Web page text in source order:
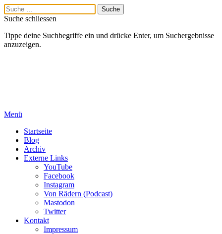
Suche schliessen
Tippe deine Suchbegriffe ein und drücke Enter, um Suchergebnisse
anzuzeigen.
Menü
Startseite
Blog
Archiv
Externe Links
YouTube
Facebook
Instagram
Von Rädern (Podcast)
Mastodon
Twitter
Kontakt
Impressum